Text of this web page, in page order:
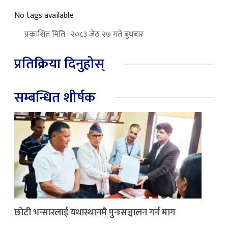
No tags available
प्रकाशित मिति : २०८३ जेठ २७ गते बुधबार
प्रतिक्रिया दिनुहोस्
सम्बन्धित शीर्षक
छोटी भन्सारलाई यथास्थानमै पुनःसञ्चालन गर्न माग